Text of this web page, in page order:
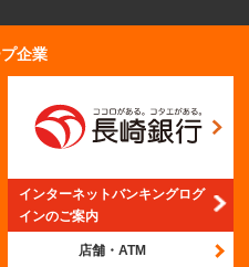
企業
インターネットバンキングログ
インのご案内
店舗・ATM